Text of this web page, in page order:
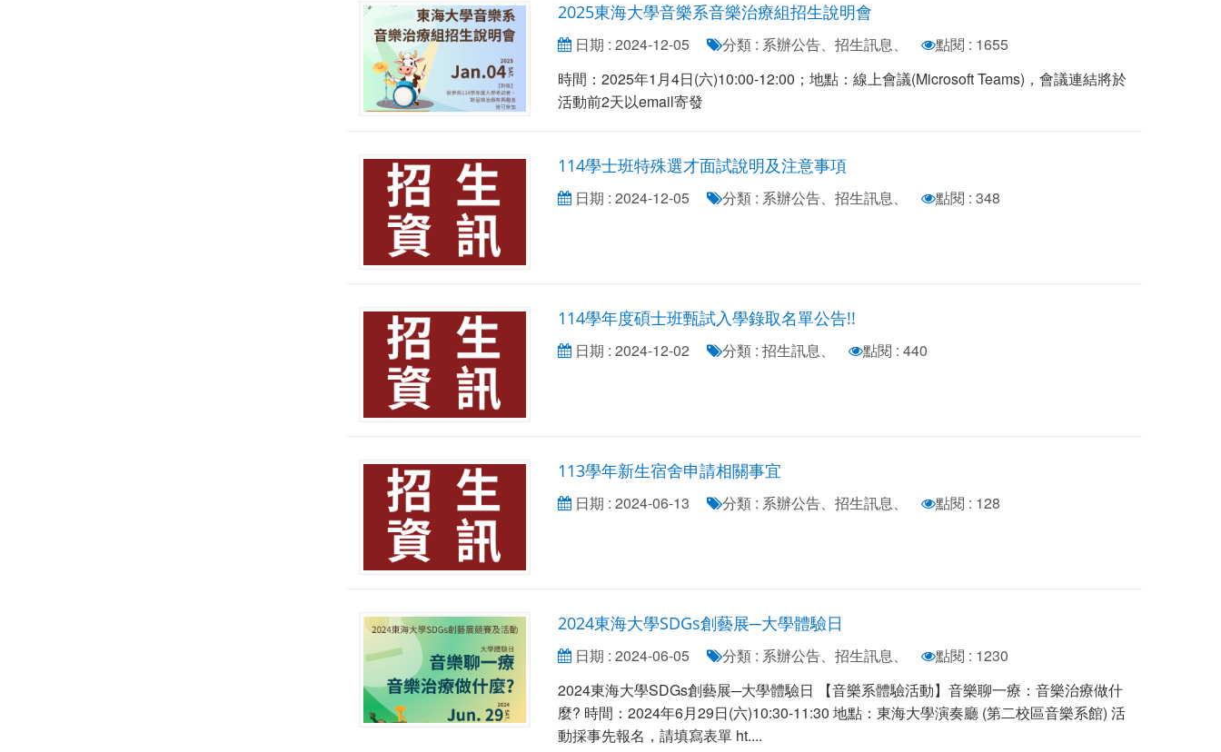
2025東海大學音樂系音樂治療組招生說明會
日期 : 2024-12-05 分類 : 系辦公告、招生訊息、
點閱 : 1655
時間：2025年1月4日(六)10:00-12:00；地點：線上會議(Microsoft Teams)，會議連結將於
活動前2天以email寄發
114學士班特殊選才面試說明及注意事項
日期 : 2024-12-05 分類 : 系辦公告、招生訊息、 點閱 : 348
114學年度碩士班甄試入學錄取名單公告!!
日期 : 2024-12-02 分類 : 招生訊息、 點閱 : 440
113學年新生宿舍申請相關事宜
日期 : 2024-06-13 分類 : 系辦公告、招生訊息、 點閱 : 128
2024東海大學SDGs創藝展─大學體驗日
日期 : 2024-06-05 分類 : 系辦公告、招生訊息、
點閱 : 1230
2024東海大學SDGs創藝展─大學體驗日 【音樂系體驗活動】音樂聊一療：音樂治療做什
麼? 時間：2024年6月29日(六)10:30-11:30 地點：東海大學演奏廳 (第二校區音樂系館) 活
動採事先報名，請填寫表單 ht....